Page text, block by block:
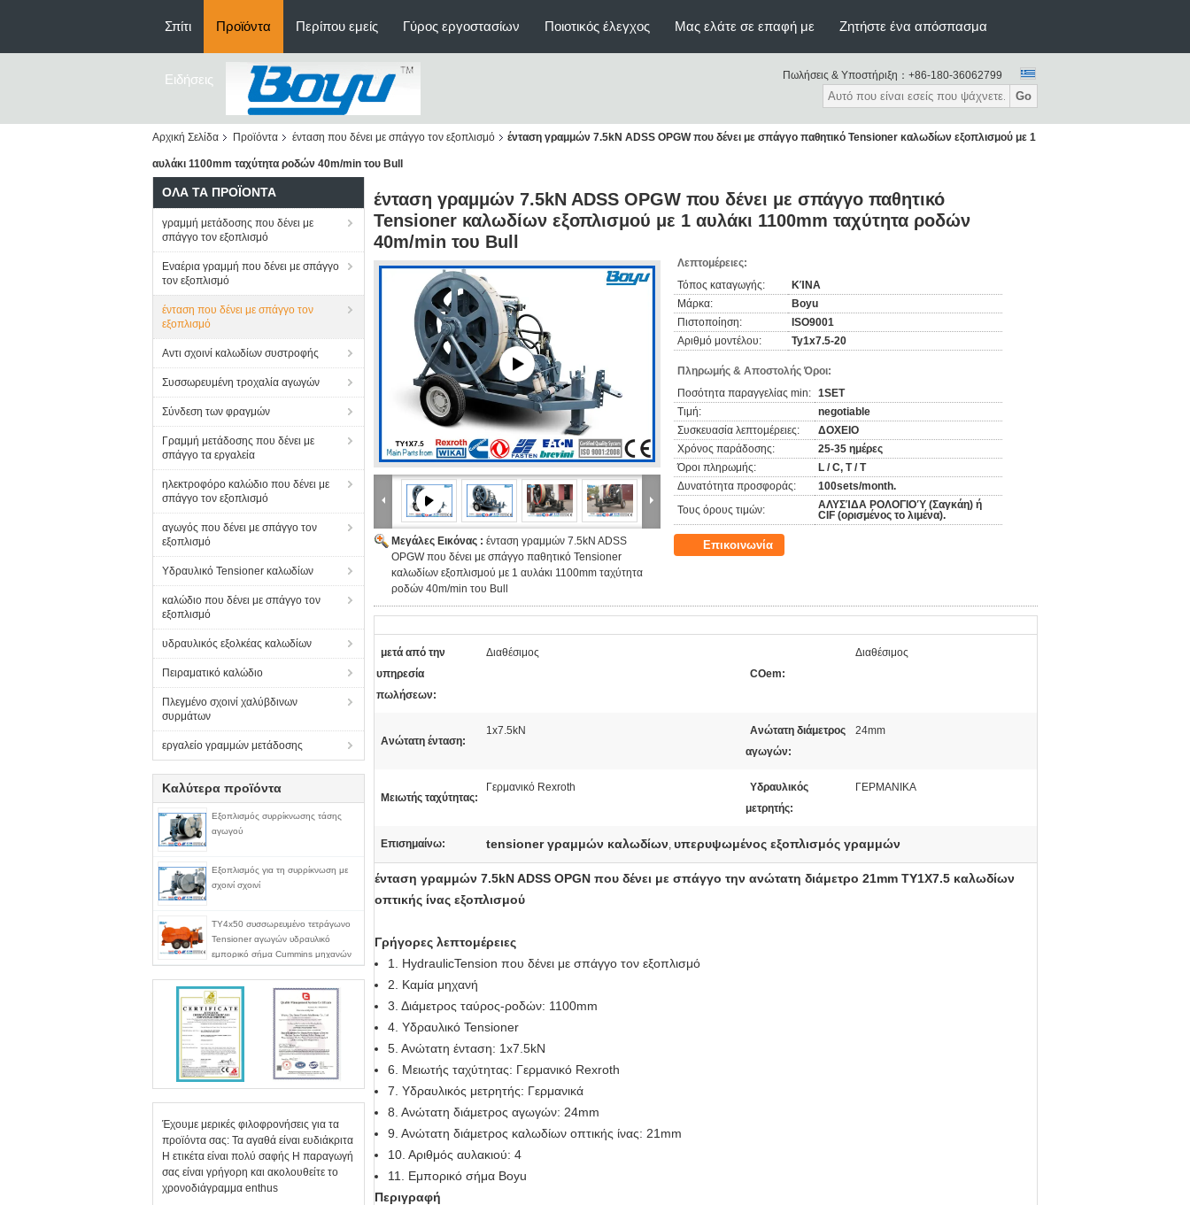
Σπίτι Προϊόντα Περίπου εμείς Γύρος εργοστασίων Ποιοτικός έλεγχος Μας ελάτε σε επαφή με Ζητήστε ένα απόσπασμα
Ειδήσεις Πωλήσεις & Υποστήριξη： +86-180-36062799
Go
Αρχική Σελίδα Προϊόντα ένταση που δένει με σπάγγο τον εξοπλισμό ένταση γραμμών 7.5kN ADSS OPGW που δένει με σπάγγο παθητικό Tensioner καλωδίων εξοπλισμού με 1
αυλάκι 1100mm ταχύτητα ροδών 40m/min του Bull
ΌΛΑ ΤΑ ΠΡΟΪΌΝΤΑ
γραμμή μετάδοσης που δένει με
σπάγγο τον εξοπλισμό
Εναέρια γραμμή που δένει με σπάγγο
τον εξοπλισμό
ένταση που δένει με σπάγγο τον
εξοπλισμό
Αντι σχοινί καλωδίων συστροφής
Συσσωρευμένη τροχαλία αγωγών
Σύνδεση των φραγμών
Γραμμή μετάδοσης που δένει με
σπάγγο τα εργαλεία
ηλεκτροφόρο καλώδιο που δένει με
σπάγγο τον εξοπλισμό
αγωγός που δένει με σπάγγο τον
εξοπλισμό
Υδραυλικό Tensioner καλωδίων
καλώδιο που δένει με σπάγγο τον
εξοπλισμό
υδραυλικός εξολκέας καλωδίων
Πειραματικό καλώδιο
Πλεγμένο σχοινί χαλύβδινων
συρμάτων
εργαλείο γραμμών μετάδοσης
Καλύτερα προϊόντα
Εξοπλισμός συρρίκνωσης τάσης
αγωγού
Εξοπλισμός για τη συρρίκνωση με
σχοινί σχοινί
TY4x50 συσσωρευμένο τετράγωνο
Tensioner αγωγών υδραυλικό
εμπορικό σήμα Cummins μηχανών
Έχουμε μερικές φιλοφρονήσεις για τα
προϊόντα σας: Τα αγαθά είναι ευδιάκριτα
Η ετικέτα είναι πολύ σαφής Η παραγωγή
σας είναι γρήγορη και ακολουθείτε το
χρονοδιάγραμμα enthus
ένταση γραμμών 7.5kN ADSS OPGW που δένει με σπάγγο παθητικό
Tensioner καλωδίων εξοπλισμού με 1 αυλάκι 1100mm ταχύτητα ροδών
40m/min του Bull
Μεγάλες Εικόνας : ένταση γραμμών 7.5kN ADSS
OPGW που δένει με σπάγγο παθητικό Tensioner
καλωδίων εξοπλισμού με 1 αυλάκι 1100mm ταχύτητα
ροδών 40m/min του Bull
Λεπτομέρειες:
Τόπος καταγωγής:
ΚΊΝΑ
Μάρκα:
Boyu
Πιστοποίηση:
ISO9001
Αριθμό μοντέλου:
Ty1x7.5-20
Πληρωμής & Αποστολής Όροι:
Ποσότητα παραγγελίας min: 1SET
Τιμή:
negotiable
Συσκευασία λεπτομέρειες:
ΔΟΧΕΙΟ
Χρόνος παράδοσης:
25-35 ημέρες
Όροι πληρωμής:
L / C, T / T
Δυνατότητα προσφοράς:
100sets/month.
Τους όρους τιμών:
ΑΛΥΣΊΔΑ ΡΟΛΟΓΙΟΎ (Σαγκάη) ή
CIF (ορισμένος το λιμένα).
Επικοινωνία
μετά από την
υπηρεσία
πωλήσεων:
Διαθέσιμος
COem:
Διαθέσιμος
Ανώτατη ένταση:
1x7.5kN
Ανώτατη διάμετρος
αγωγών:
24mm
Μειωτής ταχύτητας:
Γερμανικό Rexroth
Υδραυλικός
μετρητής:
ΓΕΡΜΑΝΙΚΑ
Επισημαίνω: tensioner γραμμών καλωδίων, υπερυψωμένος εξοπλισμός γραμμών
ένταση γραμμών 7.5kN ADSS OPGN που δένει με σπάγγο την ανώτατη διάμετρο 21mm TY1X7.5 καλωδίων
οπτικής ίνας εξοπλισμού
Γρήγορες λεπτομέρειες
1. HydraulicTension που δένει με σπάγγο τον εξοπλισμό
2. Καμία μηχανή
3. Διάμετρος ταύρος-ροδών: 1100mm
4. Υδραυλικό Tensioner
5. Ανώτατη ένταση: 1x7.5kN
6. Μειωτής ταχύτητας: Γερμανικό Rexroth
7. Υδραυλικός μετρητής: Γερμανικά
8. Ανώτατη διάμετρος αγωγών: 24mm
9. Ανώτατη διάμετρος καλωδίων οπτικής ίνας: 21mm
10. Αριθμός αυλακιού: 4
11. Εμπορικό σήμα Boyu
Περιγραφή